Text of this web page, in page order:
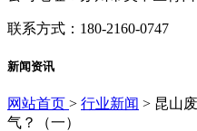
联系方式：180-2160-0747
新闻资讯
网站首页 > 行业新闻 > 昆山
气？（一）